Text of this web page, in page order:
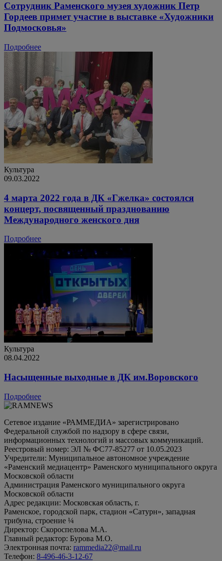
Сотрудник Раменского музея художник Петр
Гордеев примет участие в выставке «Художники
Подмосковья»
Подробнее
Культура
09.03.2022
4 марта 2022 года в ДК «Гжелка» состоялся
концерт, посвященный празднованию
Международного женского дня
Подробнее
Культура
08.04.2022
Насыщенные выходные в ДК им.Воровского
Подробнее
Сетевое издание «РАММЕДИА» зарегистрировано
Федеральной службой по надзору в сфере связи,
информационных технологий и массовых коммуникаций.
Реестровый номер: ЭЛ № ФС77-85277 от 10.05.2023
Учредители: Муниципальное автономное учреждение
«Раменский медиацентр» Раменского муниципального округа
Московской области
Администрация Раменского муниципального округа
Московской области
Адрес редакции: Московская область, г.
Раменское, городской парк, стадион «Сатурн», западная
трибуна, строение ¼
Директор: Скороспелова М.А.
Главный редактор: Бурова М.О.
Электронная почта: rammedia22@mail.ru
Телефон: 8-496-46-3-12-67